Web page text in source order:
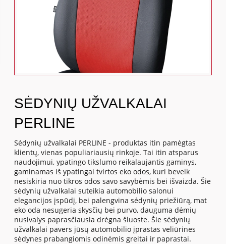
SĖDYNIŲ UŽVALKALAI
PERLINE
Sėdynių užvalkalai PERLINE - produktas itin pamėgtas
klientų, vienas populiariausių rinkoje. Tai itin atsparus
naudojimui, ypatingo tikslumo reikalaujantis gaminys,
gaminamas iš ypatingai tvirtos eko odos, kuri beveik
nesiskiria nuo tikros odos savo savybėmis bei išvaizda. Šie
sėdynių užvalkalai suteikia automobilio salonui
elegancijos įspūdį, bei palengvina sėdynių priežiūrą, mat
eko oda nesugeria skysčių bei purvo, dauguma dėmių
nusivalys paprasčiausia drėgna šluoste. Šie sėdynių
užvalkalai pavers jūsų automobilio įprastas veliūrines
sėdynes prabangiomis odinėmis greitai ir paprastai.